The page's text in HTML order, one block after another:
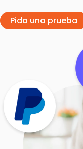
Pida una prueba